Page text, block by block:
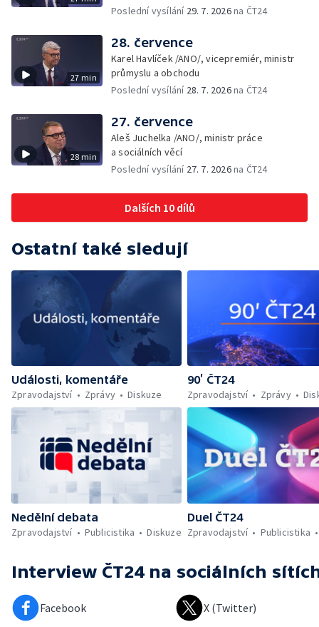
Poslední vysílání 29. 7. 2026na ČT24
27 min
28. července
Karel Havlíček /ANO/, vicepremiér, ministr
průmyslu a obchodu
Poslední vysílání 28. 7. 2026na ČT24
28 min
27. července
Aleš Juchelka /ANO/, ministr práce
a sociálních věcí
Poslední vysílání 27. 7. 2026na ČT24
Dalších 10 dílů
Ostatní také sledují
Události, komentáře
Zpravodajství
Zprávy Diskuze
90’ ČT24
Zpravodajství
Zprávy
Nedělní debata
Zpravodajství
Publicistika Diskuze
Duel ČT24
Zpravodajství
Publicistika
Interview ČT24 na sociálních
Facebook X (Twitter)